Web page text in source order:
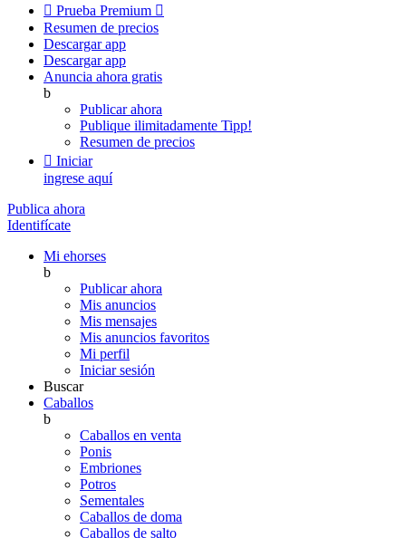
 Prueba Premium 
Resumen de precios
Descargar app
Descargar app
Anuncia ahora gratis
b
Publicar ahora
Publique ilimitadamente Tipp!
Resumen de precios
 Iniciar
ingrese aquí
Publica ahora
Identifícate
Mi ehorses
b
Publicar ahora
Mis anuncios
Mis mensajes
Mis anuncios favoritos
Mi perfil
Iniciar sesión
Buscar
Caballos
b
Caballos en venta
Ponis
Embriones
Potros
Sementales
Caballos de doma
Caballos de salto